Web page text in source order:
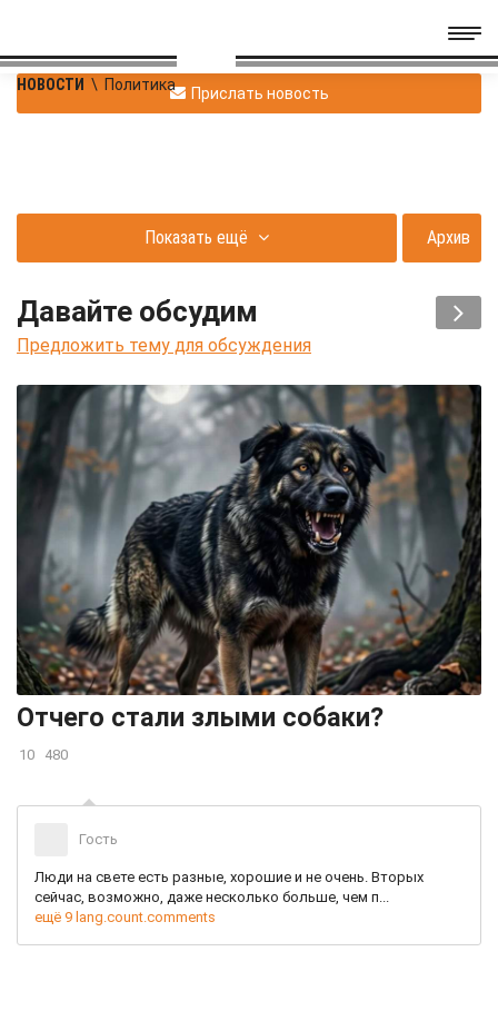
НОВОСТИ \ Политика Прислать новость
Показать ещё Архив
Давайте обсудим
Предложить тему для обсуждения
Отчего стали злыми собаки?
10 480
Гость
Люди на свете есть разные, хорошие и не очень. Вторых
сейчас, возможно, даже несколько больше, чем п...
ещё 9 lang.count.comments